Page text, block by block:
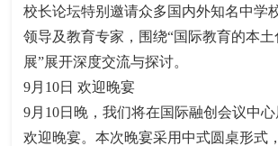
校长论坛特别邀请众多国内外知名中学
领导及教育专家，围绕“国际教育的本
展”展开深度交流与探讨。
9月10日 欢迎晚宴
9月10日晚，我们将在国际融创会议中
欢迎晚宴。本次晚宴采用中式圆桌形式